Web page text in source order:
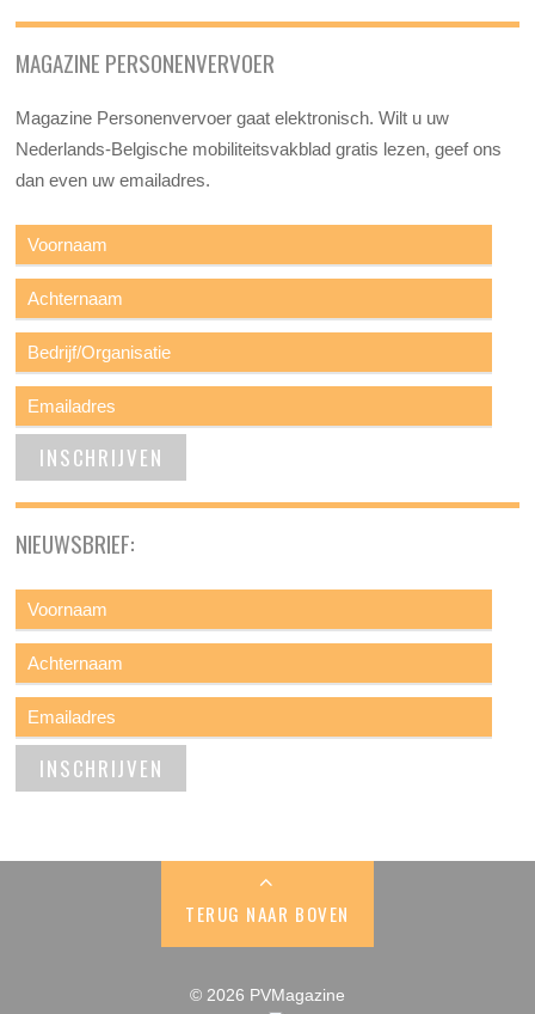
MAGAZINE PERSONENVERVOER
Magazine Personenvervoer gaat elektronisch. Wilt u uw
Nederlands-Belgische mobiliteitsvakblad gratis lezen, geef ons
dan even uw emailadres.
NIEUWSBRIEF:
TERUG NAAR BOVEN
© 2026 PVMagazine